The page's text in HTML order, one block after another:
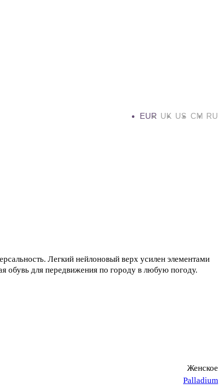
EUR UK US CM RU
Легкий нейлоновый верх усилен элементами
обувь для передвижения по городу в любую погоду.
Женское
Palladium